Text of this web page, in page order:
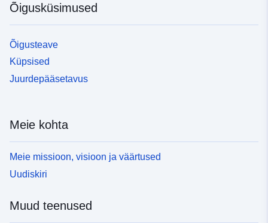
Õigusküsimused
Õigusteave
Küpsised
Juurdepääsetavus
Meie kohta
Meie missioon, visioon ja väärtused
Uudiskiri
Muud teenused